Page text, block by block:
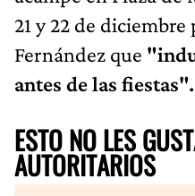
21 y 22 de
Fernández que
antes de las fiestas".
ESTO NO LES
AUTORITARIOS